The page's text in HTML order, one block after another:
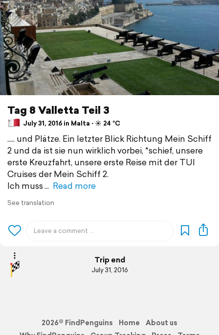
Tag 8 Valletta Teil 3
July 31, 2016 in Malta ⋅ ☀️ 24 °C
..... und Plätze. Ein letzter Blick Richtung Mein Schiff
2 und da ist sie nun wirklich vorbei, *schief, unsere
erste Kreuzfahrt, unsere erste Reise mit der TUI
Cruises der Mein Schiff 2.
Ich muss
Read more
See translation
Trip end
July 31, 2016
2026© FindPenguins Home
About us